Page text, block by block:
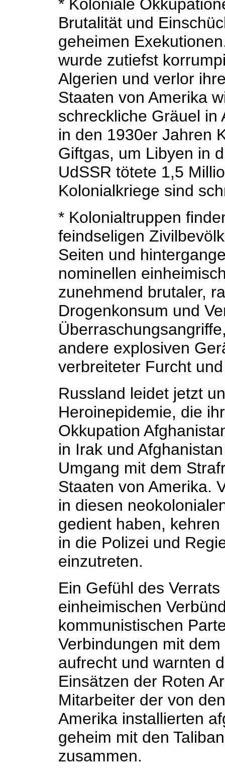
* Koloniale
Brutalität und
geheimen
wurde zutiefst
Algerien und verlor
Staaten von Amerika
schreckliche Gräuel in
in den 1930er Jahren
Giftgas, um Libyen in
UdSSR tötete 1,5
Kolonialkriege sind
* Kolonialtruppen
feindseligen
Seiten und
nominellen
zunehmend brutaler,
Drogenkonsum und
andere explosiven
verbreiteter Furcht
Russland leidet jetzt
Heroinepidemie, die
Okkupation
in Irak und
Umgang mit dem
Staaten von Amerika.
in diesen
gedient haben,
in die Polizei und
einzutreten.
Ein Gefühl des
einheimischen
kommunistischen
Verbindungen mit
aufrecht und warnten
Einsätzen der Roten
Mitarbeiter der von
Amerika installierten
geheim mit den
zusammen.